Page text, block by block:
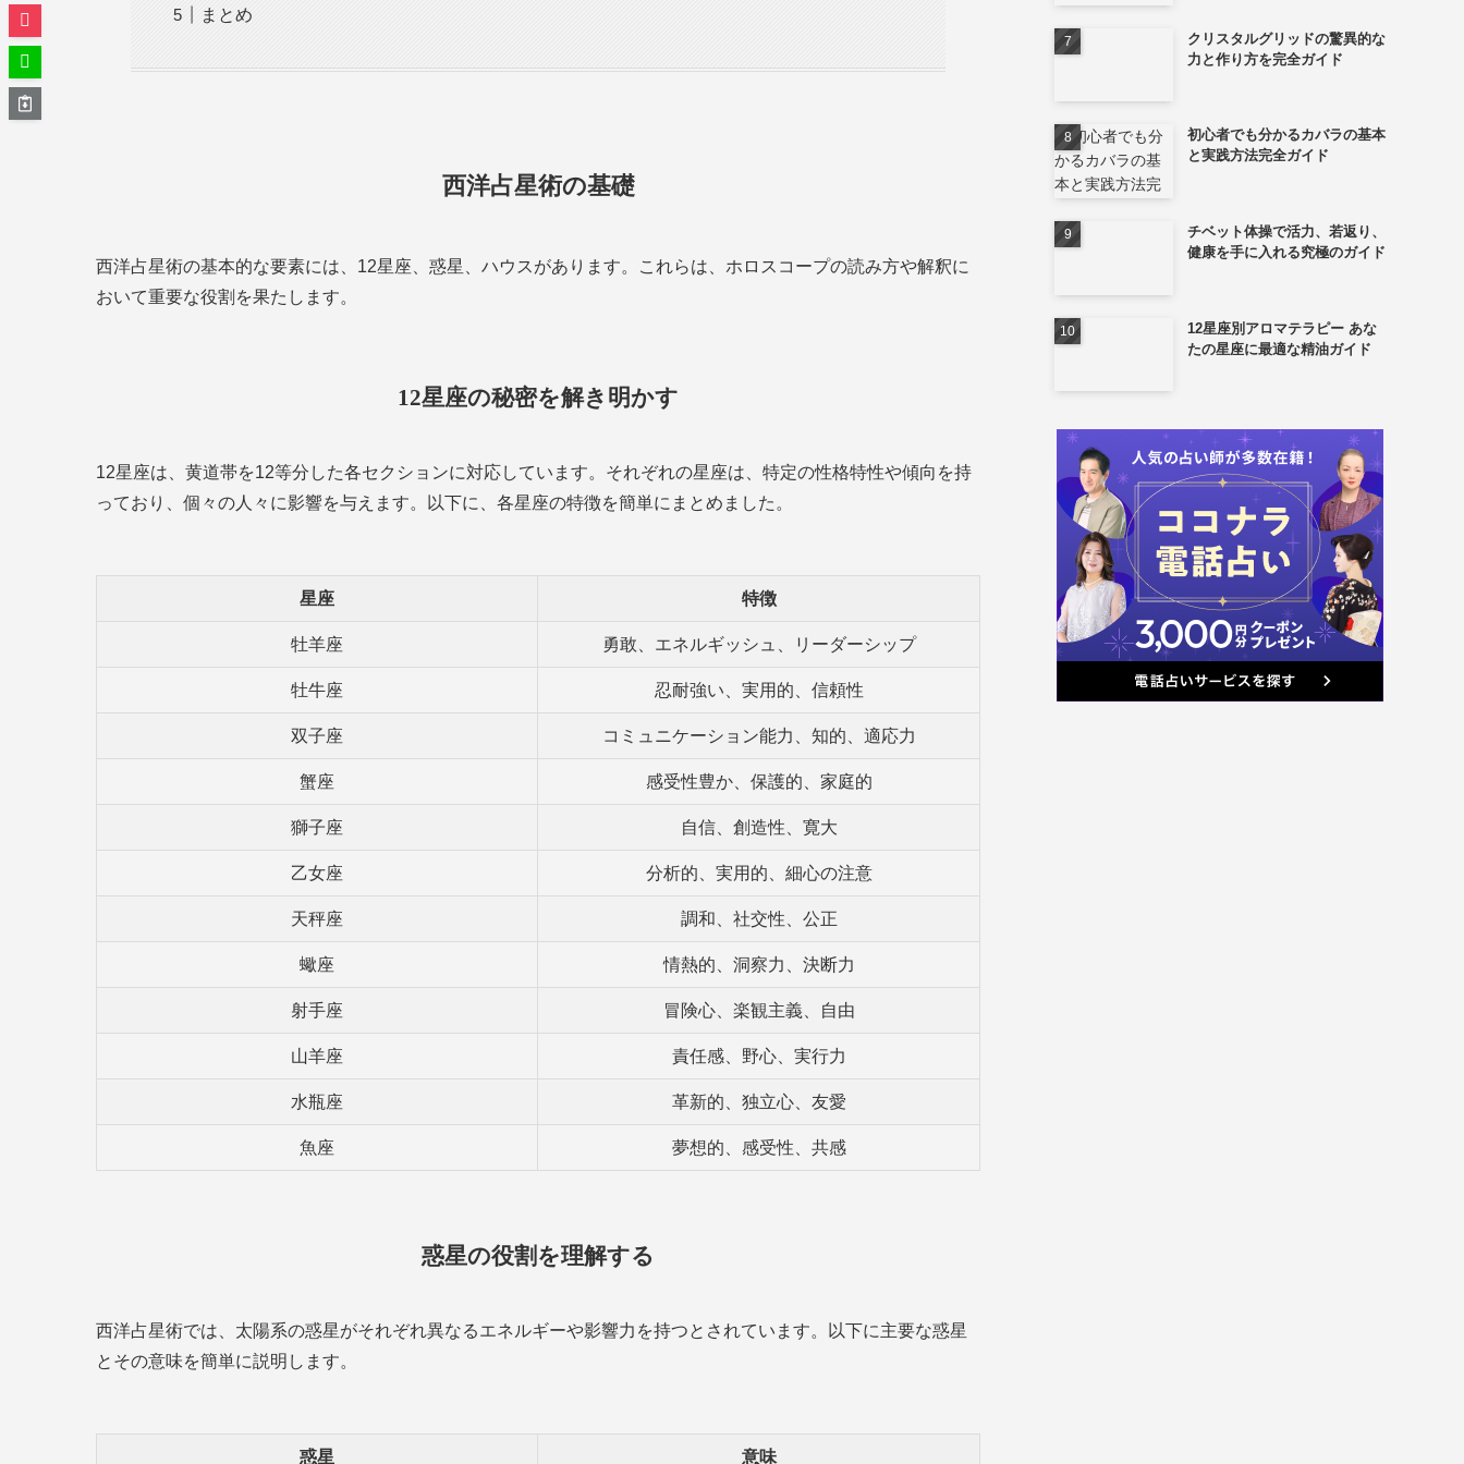
まとめ
西洋占星術の基礎
西洋占星術の基本的な要素には、12星座、惑星、ハウスがあります。これらは、ホロスコープの読み方や解釈に
おいて重要な役割を果たします。
12星座の秘密を解き明かす
12星座は、黄道帯を12等分した各セクションに対応しています。それぞれの星座は、特定の性格特性や傾向を持
っており、個々の人々に影響を与えます。以下に、各星座の特徴を簡単にまとめました。
星座 特徴
牡羊座 勇敢、エネルギッシュ、リーダーシップ
牡牛座 忍耐強い、実用的、信頼性
双子座 コミュニケーション能力、知的、適応力
蟹座 感受性豊か、保護的、家庭的
獅子座 自信、創造性、寛大
乙女座 分析的、実用的、細心の注意
天秤座 調和、社交性、公正
蠍座 情熱的、洞察力、決断力
射手座 冒険心、楽観主義、自由
山羊座 責任感、野心、実行力
水瓶座 革新的、独立心、友愛
魚座 夢想的、感受性、共感
惑星の役割を理解する
西洋占星術では、太陽系の惑星がそれぞれ異なるエネルギーや影響力を持つとされています。以下に主要な惑星
とその意味を簡単に説明します。
惑星 意味
クリスタルグリッドの驚異的な
力と作り方を完全ガイド
初心者でも分かるカバラの基本
と実践方法完全ガイド
チベット体操で活力、若返り、
健康を手に入れる究極のガイド
12星座別アロマテラピー あな
たの星座に最適な精油ガイド